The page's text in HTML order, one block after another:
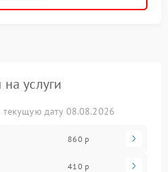
услуги
дату 08.08.2026
860 р
410 р